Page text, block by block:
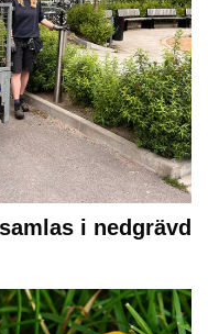
i nedgrävd